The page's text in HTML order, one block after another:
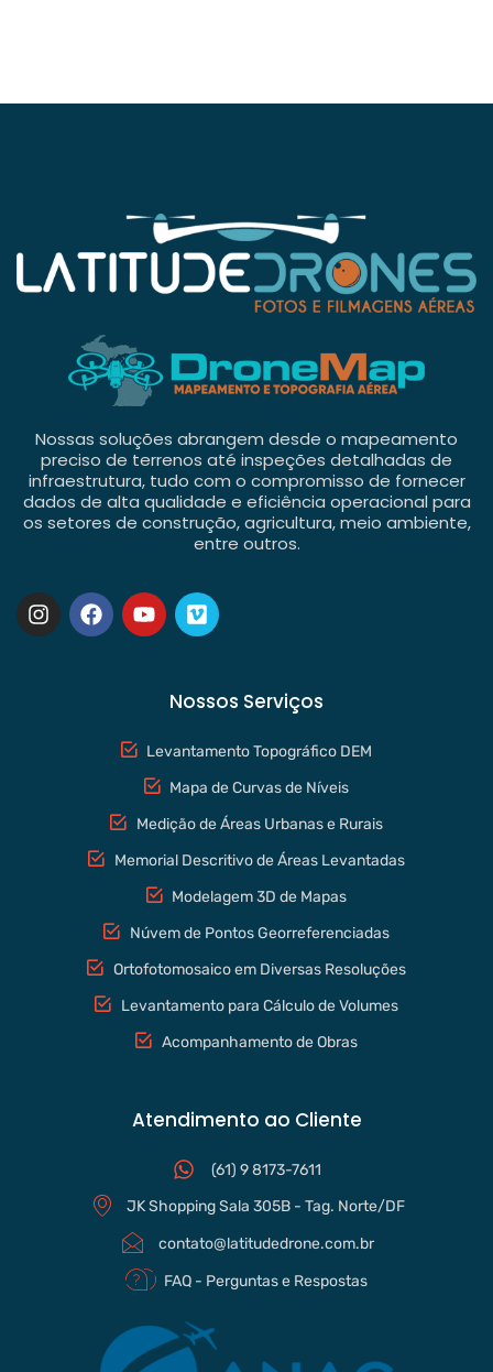
Nossas soluções abrangem desde o mapeamento
preciso de terrenos até inspeções detalhadas de
infraestrutura, tudo com o compromisso de fornecer
dados de alta qualidade e eficiência operacional para
os setores de construção, agricultura, meio ambiente,
entre outros.
Nossos Serviços
Levantamento Topográfico DEM
Mapa de Curvas de Níveis
Medição de Áreas Urbanas e Rurais
Memorial Descritivo de Áreas Levantadas
Modelagem 3D de Mapas
Núvem de Pontos Georreferenciadas
Ortofotomosaico em Diversas Resoluções
Levantamento para Cálculo de Volumes
Acompanhamento de Obras
Atendimento ao Cliente
(61) 9 8173-7611
JK Shopping Sala 305B - Tag. Norte/DF
contato@latitudedrone.com.br
FAQ - Perguntas e Respostas